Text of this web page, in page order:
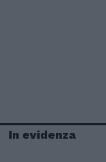
In evidenza